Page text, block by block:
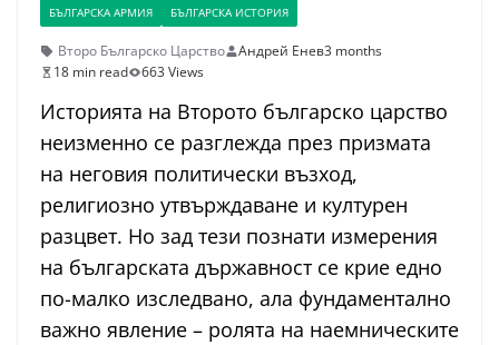
БЪЛГАРСКА АРМИЯ БЪЛГАРСКА ИСТОРИЯ
Второ Българско Царство Андрей Енев3 months
18 min read
663 Views
Историята на Второто българско царство
неизменно се разглежда през призмата
на неговия политически възход,
религиозно утвърждаване и културен
разцвет. Но зад тези познати измерения
на българската държавност се крие едно
по-малко изследвано, ала фундаментално
важно явление – ролята на наемническите